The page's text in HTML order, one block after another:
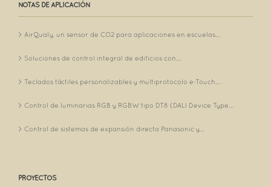
NOTAS DE APLICACIÓN
AirQualy, un sensor de CO2 para aplicaciones en escuelas...
Soluciones de control integral de edificios con...
Teclados táctiles personalizables y multiprotocolo e-Touch...
Control de luminarias RGB y RGBW tipo DT8 (DALI Device Type...
Control de sistemas de expansión directa Panasonic y...
PROYECTOS